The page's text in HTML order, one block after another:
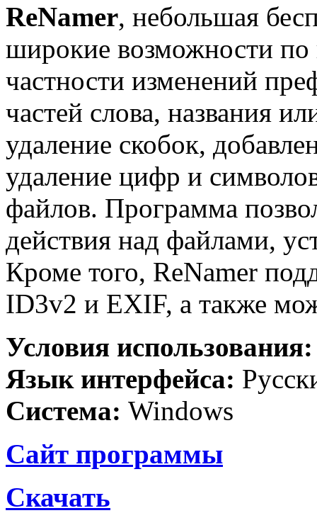
ReNamer, небольшая
широкие возможности
частности изменений
частей слова, названия
удаление скобок,
удаление цифр и
файлов. Программа
действия над файлами,
Кроме того, ReNamer
ID3v2 и EXIF, а также
Условия
Язык интерфейса:
Система: Windows
Сайт программы
Скачать